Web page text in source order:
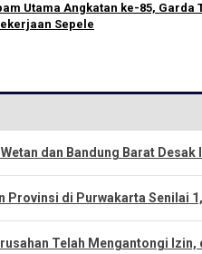
Utama Angkatan ke-85, Garda
Sepele
dan Bandung Barat
Provinsi di Purwakarta Senilai
Telah Mengantongi